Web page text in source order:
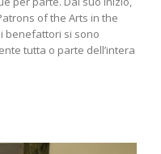
of the Arts in the
benefattori si sono
tutta o parte dell’intera